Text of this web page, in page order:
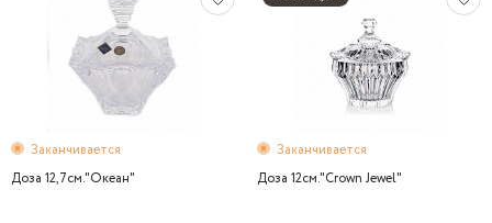
Заканчивается
Доза 12,7см."Океан"
Заканчивается
Доза 12см."Crown Jewel"